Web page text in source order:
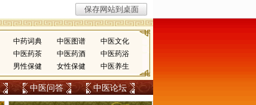
中药词典 中医图谱
中医文化
中医药茶 中医药酒
中医药浴
男性保健 女性保健 中医养生
中医问答 中医论坛